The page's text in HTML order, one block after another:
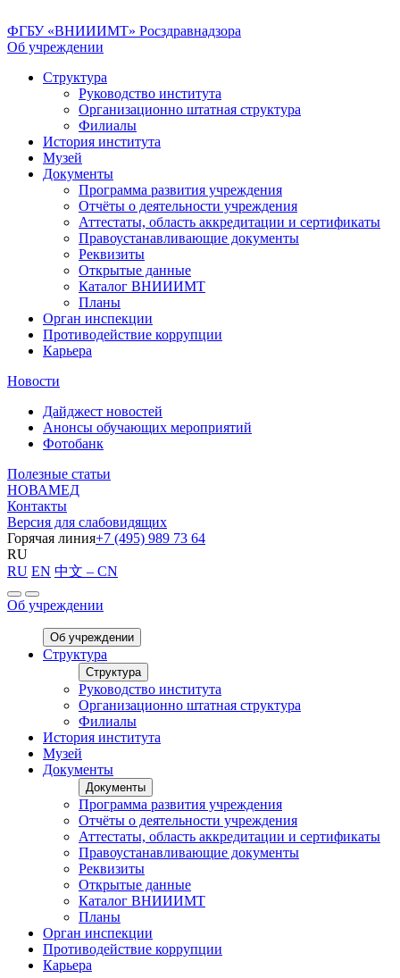
ФГБУ «ВНИИИМТ» Росздравнадзора
Об учреждении
Структура
Руководство института
Организационно штатная структура
Филиалы
История института
Музей
Документы
Программа развития учреждения
Отчёты о деятельности учреждения
Аттестаты, область аккредитации и сертификаты
Правоустанавливающие документы
Реквизиты
Открытые данные
Каталог ВНИИИМТ
Планы
Орган инспекции
Противодействие коррупции
Карьера
Новости
Дайджест новостей
Анонсы обучающих мероприятий
Фотобанк
Полезные статьи
НОВАМЕД
Контакты
Версия для слабовидящих
Горячая линия+7 (495) 989 73 64
RU
RU EN 中文 – CN
Об учреждении
Об учреждении
Структура
Структура
Руководство института
Организационно штатная структура
Филиалы
История института
Музей
Документы
Документы
Программа развития учреждения
Отчёты о деятельности учреждения
Аттестаты, область аккредитации и сертификаты
Правоустанавливающие документы
Реквизиты
Открытые данные
Каталог ВНИИИМТ
Планы
Орган инспекции
Противодействие коррупции
Карьера